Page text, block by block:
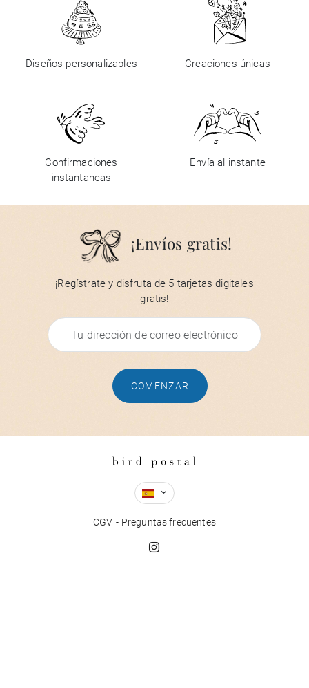
Diseños personalizables Creaciones únicas
Confirmaciones
instantaneas
Envía al instante
¡Envíos gratis!
¡Regístrate y disfruta de 5 tarjetas digitales
gratis!
COMENZAR
CGV Preguntas frecuentes